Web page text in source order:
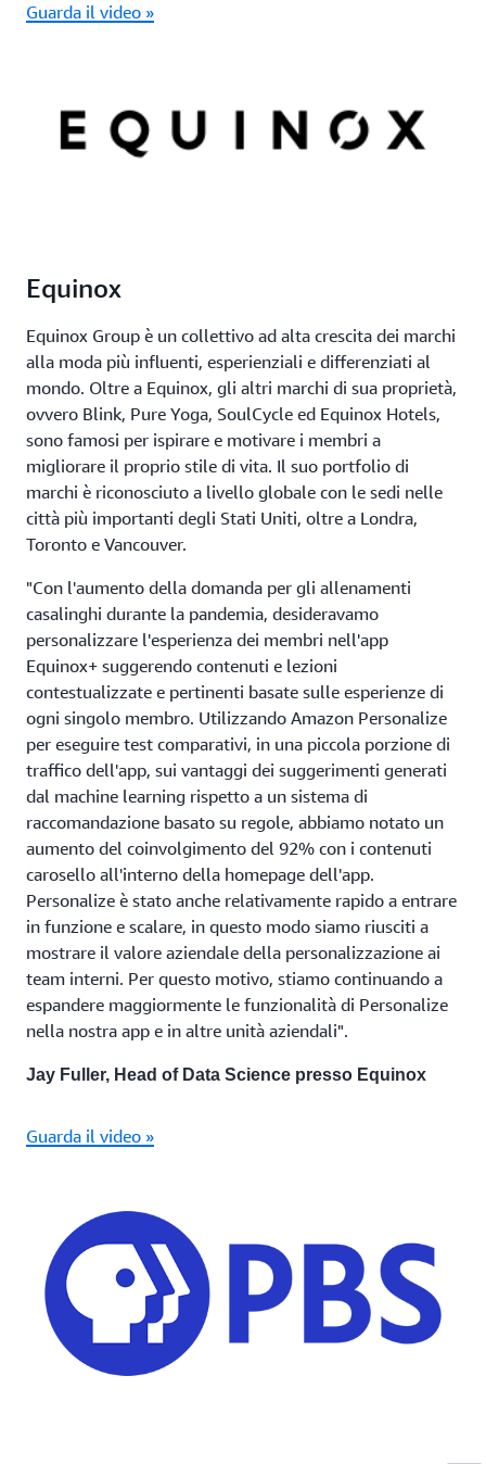
Guarda il video »
Equinox
Equinox Group è un collettivo ad alta crescita dei marchi
alla moda più influenti, esperienziali e differenziati al
mondo. Oltre a Equinox, gli altri marchi di sua proprietà,
ovvero Blink, Pure Yoga, SoulCycle ed Equinox Hotels,
sono famosi per ispirare e motivare i membri a
migliorare il proprio stile di vita. Il suo portfolio di
marchi è riconosciuto a livello globale con le sedi nelle
città più importanti degli Stati Uniti, oltre a Londra,
Toronto e Vancouver.
"Con l'aumento della domanda per gli allenamenti
casalinghi durante la pandemia, desideravamo
personalizzare l'esperienza dei membri nell'app
Equinox+ suggerendo contenuti e lezioni
contestualizzate e pertinenti basate sulle esperienze di
ogni singolo membro. Utilizzando Amazon Personalize
per eseguire test comparativi, in una piccola porzione di
traffico dell'app, sui vantaggi dei suggerimenti generati
dal machine learning rispetto a un sistema di
raccomandazione basato su regole, abbiamo notato un
aumento del coinvolgimento del 92% con i contenuti
carosello all'interno della homepage dell'app.
Personalize è stato anche relativamente rapido a entrare
in funzione e scalare, in questo modo siamo riusciti a
mostrare il valore aziendale della personalizzazione ai
team interni. Per questo motivo, stiamo continuando a
espandere maggiormente le funzionalità di Personalize
nella nostra app e in altre unità aziendali".
Jay Fuller, Head of Data Science presso Equinox
Guarda il video »